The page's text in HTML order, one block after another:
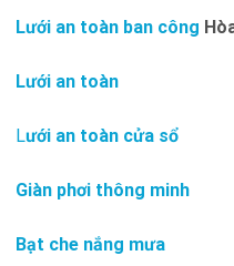
Lưới an toàn ban công
Lưới an toàn
Lưới an toàn cửa sổ
Giàn phơi thông minh
Bạt che nắng mưa